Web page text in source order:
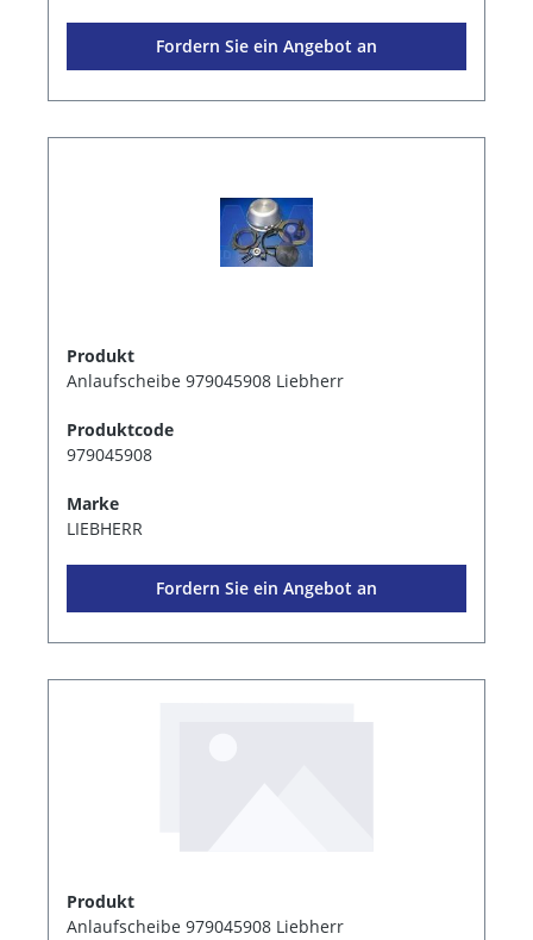
Fordern Sie ein Angebot an
Produkt
Anlaufscheibe 979045908 Liebherr
Produktcode
979045908
Marke
LIEBHERR
Fordern Sie ein Angebot an
Produkt
Anlaufscheibe 979045908 Liebherr